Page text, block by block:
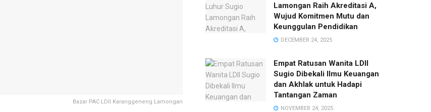
Bazar PAC LDII Karanggeneng Lamongan
Lamongan Raih Akreditasi A,
Wujud Komitmen Mutu dan
Keunggulan Pendidikan
DECEMBER 24, 2025
Empat Ratusan Wanita LDII
Sugio Dibekali Ilmu Keuangan
dan Akhlak untuk Hadapi
Tantangan Zaman
NOVEMBER 24, 2025